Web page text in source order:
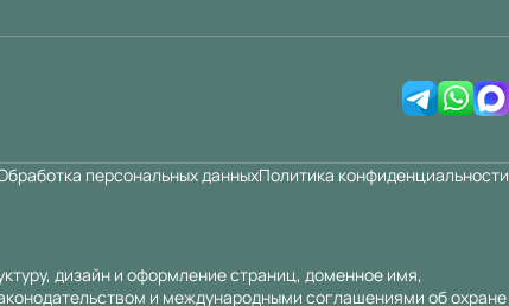
персональных данныхПолитика конфиденциальности
дизайн и оформление страниц, доменное имя,
и международными соглашениями об охране